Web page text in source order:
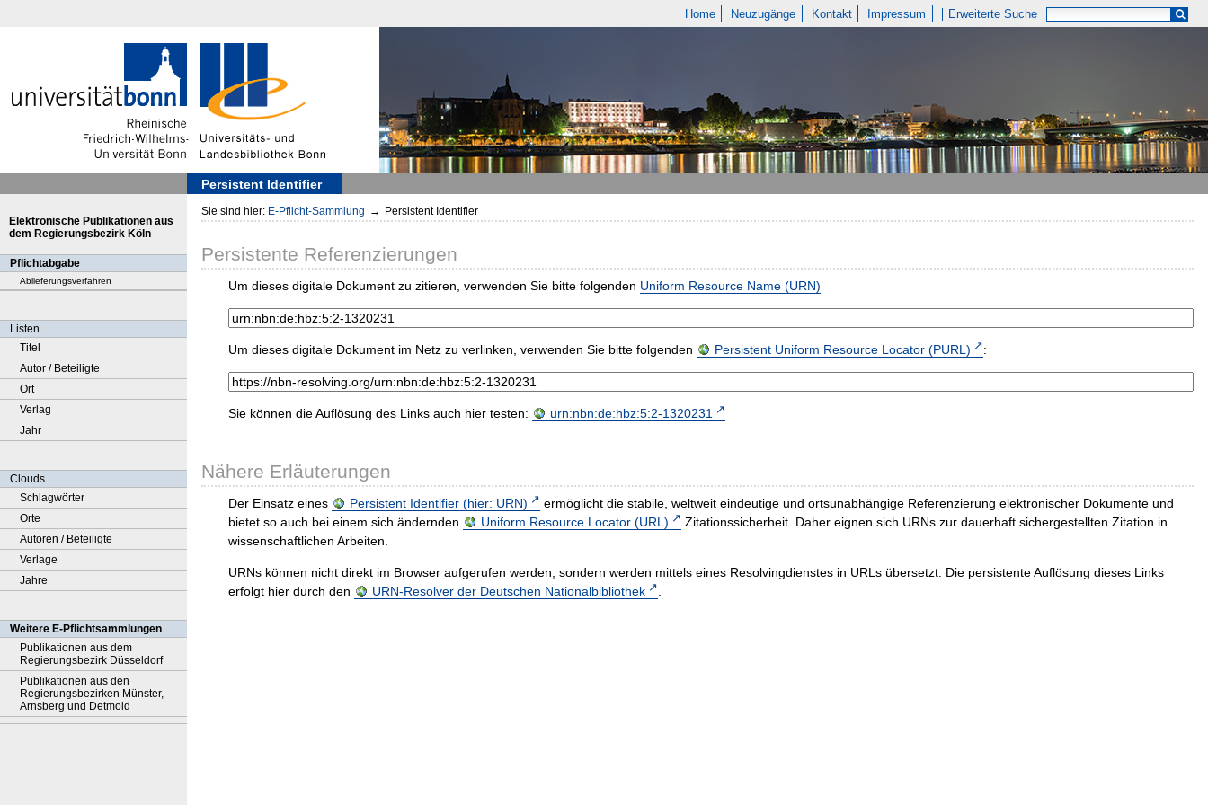
Home Neuzugänge Kontakt Impressum Erweiterte Suche
Persistent Identifier
Elektronische Publikationen aus
dem Regierungsbezirk Köln
Pflichtabgabe
Ablieferungsverfahren
Listen
Titel
Autor / Beteiligte
Ort
Verlag
Jahr
Clouds
Schlagwörter
Orte
Autoren / Beteiligte
Verlage
Jahre
Weitere E-Pflichtsammlungen
Publikationen aus dem
Regierungsbezirk Düsseldorf
Publikationen aus den
Regierungsbezirken Münster,
Arnsberg und Detmold
Sie sind hier: E-Pflicht-Sammlung → Persistent Identifier
Persistente Referenzierungen
Um dieses digitale Dokument zu zitieren, verwenden Sie bitte folgenden Uniform Resource Name (URN)
Um dieses digitale Dokument im Netz zu verlinken, verwenden Sie bitte folgenden Persistent Uniform Resource Locator (PURL) :
Sie können die Auflösung des Links auch hier testen: urn:nbn:de:hbz:5:2-1320231
Nähere Erläuterungen
Der Einsatz eines Persistent Identifier (hier: URN)
ermöglicht die stabile, weltweit eindeutige und ortsunabhängige Referenzierung elektronischer Dokumente und
bietet so auch bei einem sich ändernden
Uniform Resource Locator (URL)
Zitationssicherheit. Daher eignen sich URNs zur dauerhaft sichergestellten Zitation in
wissenschaftlichen Arbeiten.
URNs können nicht direkt im Browser aufgerufen werden, sondern werden mittels eines Resolvingdienstes in URLs übersetzt. Die persistente Auflösung dieses Links
erfolgt hier durch den
URN-Resolver der Deutschen Nationalbibliothek .